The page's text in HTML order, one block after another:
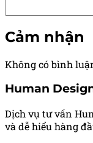
Cảm nhận
Không có bình
Human
Dịch vụ tư vấn
và dễ hiểu hàng